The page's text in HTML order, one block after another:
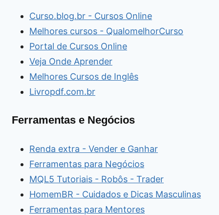
Curso.blog.br - Cursos Online
Melhores cursos - QualomelhorCurso
Portal de Cursos Online
Veja Onde Aprender
Melhores Cursos de Inglês
Livropdf.com.br
Ferramentas e Negócios
Renda extra - Vender e Ganhar
Ferramentas para Negócios
MQL5 Tutoriais - Robôs - Trader
HomemBR - Cuidados e Dicas Masculinas
Ferramentas para Mentores